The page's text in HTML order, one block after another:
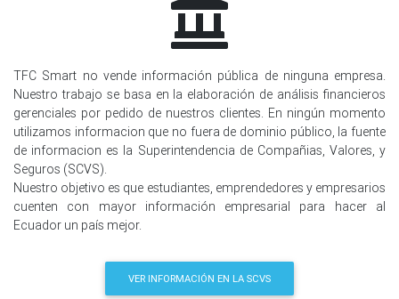
TFC Smart no vende información pública de ninguna empresa.
Nuestro trabajo se basa en la elaboración de análisis financieros
gerenciales por pedido de nuestros clientes. En ningún momento
utilizamos informacion que no fuera de dominio público, la fuente
de informacion es la Superintendencia de Compañias, Valores, y
Seguros (SCVS).
Nuestro objetivo es que estudiantes, emprendedores y empresarios
cuenten con mayor información empresarial para hacer al
Ecuador un país mejor.
VER INFORMACIÓN EN LA SCVS